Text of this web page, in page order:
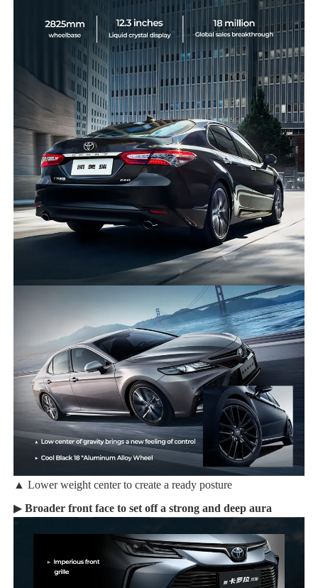
▲ Lower weight center to create a ready posture
▶Broader front face to set off a strong and deep aura